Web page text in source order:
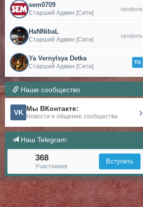
sem0709
Старший Админ [Сити]
профиль
HaNNibaL
Старший Админ [Сити]
профиль
Ya Vernylsya Detka
Старший Админ [Сити]
TG
Наше сообщество
VK Мы ВКонтакте:
Новости и общение сообщества ›
Наш Telegram:
368
Участников
Вступить